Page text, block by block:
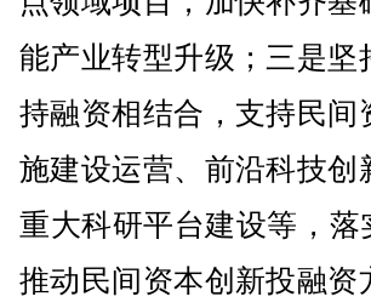
能产业转型升级；三是坚
持融资相结合，支持民间
施建设运营、前沿科技创
重大科研平台建设等，落
推动民间资本创新投融资